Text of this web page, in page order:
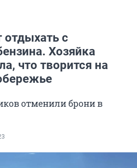
отдыхать с
Хозяйка
что творится на
отменили брони в